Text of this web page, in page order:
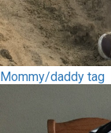
Mommy/daddy tag